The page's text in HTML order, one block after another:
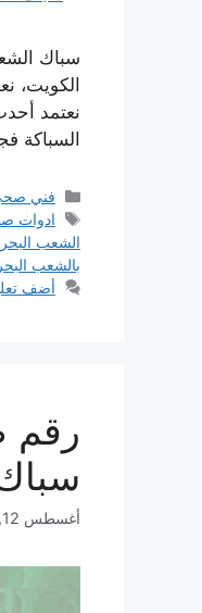
سباك
الكويت،
نعتمد
السباكة
فني
الوسوم
ادوات
الشعب
بالشعب
أضف
أغسطس 12, 2020